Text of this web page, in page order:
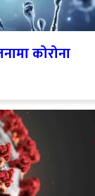
कोरोना